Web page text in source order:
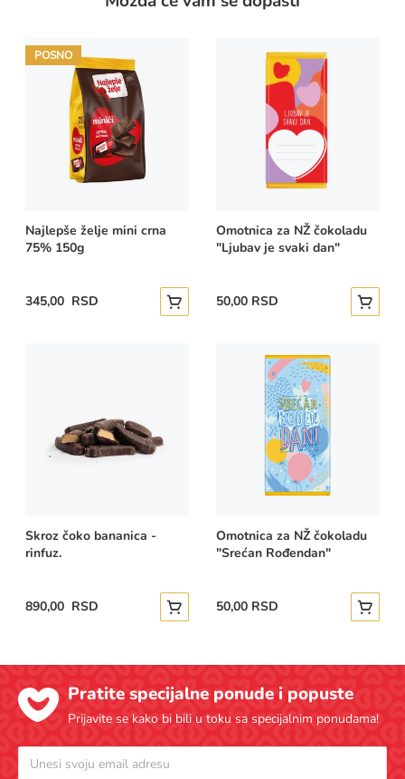
POSNO
Najlepše želje mini crna
75% 150g
345,00 RSD Dodajte u korpu
Omotnica za NŽ čokoladu
"Ljubav je svaki dan"
50,00 RSD
Skroz čoko bananica -
rinfuz.
890,00 RSD Dodajte u korpu
Omotnica za NŽ čokoladu
"Srećan Rođendan"
50,00 RSD
Pratite specijalne ponude i popuste
Prijavite se kako bi bili u toku sa specijalnim ponudama!